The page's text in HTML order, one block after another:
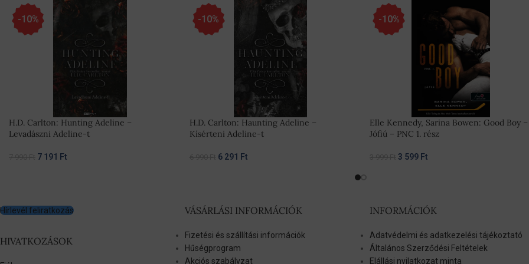
-10%
H.D. Carlton: Hunting Adeline –
Levadászni Adeline-t
7 191 Ft
-10%
H.D. Carlton: Haunting Adeline –
Kísérteni Adeline-t
6 291 Ft
-10%
Elle Kennedy, Sarina Bowen: Good Boy –
Jófiú – PNC 1. rész
3 599 Ft
Hírlevél feliratkozás
HIVATKOZÁSOK
VÁSÁRLÁSI INFORMÁCIÓK
Fizetési és szállítási információk
Hűségprogram
Akciós szabályzat
INFORMÁCIÓK
Adatvédelmi és adatkezelési tájékoztató
Általános Szerződési Feltételek
Elállási nyilatkozat minta